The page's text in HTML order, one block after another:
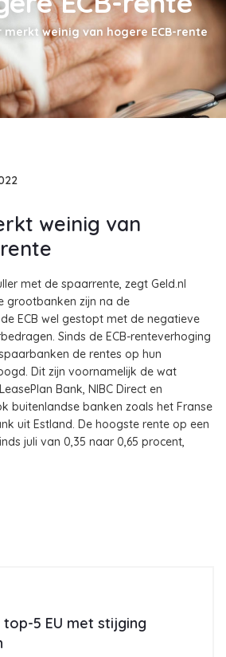
merkt weinig van hogere ECB-rente
weinig van
met de spaarrente, zegt Geld.nl
grootbanken zijn na de
ECB wel gestopt met de negatieve
Sinds de ECB-renteverhoging
de rentes op hun
Dit zijn voornamelijk de wat
Bank, NIBC Direct en
buitenlandse banken zoals het Franse
uit Estland. De hoogste rente op een
juli van 0,35 naar 0,65 procent,
top-5 EU met stijging